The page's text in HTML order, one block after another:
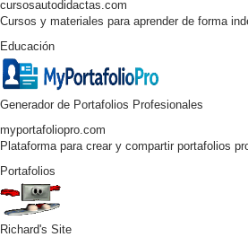
cursosautodidactas.com
Cursos y materiales para aprender de forma
Educación
Generador de Portafolios Profesionales
myportafoliopro.com
Plataforma para crear y compartir portafolios
Portafolios
Richard's Site